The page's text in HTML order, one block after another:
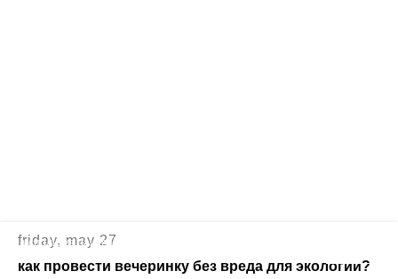
friday, may 27
как провести вечеринку без вреда для экологии?
используя наш сайт, вы даете согласие на